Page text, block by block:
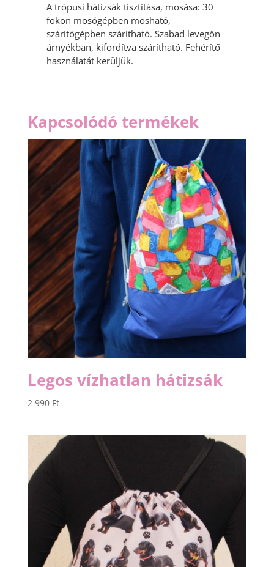
A trópusi hátizsák tisztítása, mosása: 30
fokon mosógépben mosható,
szárítógépben szárítható. Szabad levegőn
árnyékban, kifordítva szárítható. Fehérítő
használatát kerüljük.
Kapcsolódó termékek
Legos vízhatlan hátizsák
2 990 Ft